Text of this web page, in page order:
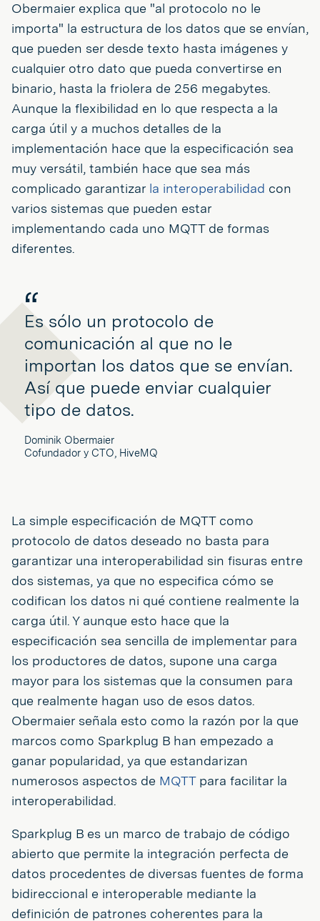
Obermaier explica que "al protocolo no le
importa" la estructura de los datos que se envían,
que pueden ser desde texto hasta imágenes y
cualquier otro dato que pueda convertirse en
binario, hasta la friolera de 256 megabytes.
Aunque la flexibilidad en lo que respecta a la
carga útil y a muchos detalles de la
implementación hace que la especificación sea
muy versátil, también hace que sea más
complicado garantizar la interoperabilidad con
varios sistemas que pueden estar
implementando cada uno MQTT de formas
diferentes.
Es sólo un protocolo de
comunicación al que no le
importan los datos que se envían.
Así que puede enviar cualquier
tipo de datos.
Dominik Obermaier
Cofundador y CTO, HiveMQ
La simple especificación de MQTT como
protocolo de datos deseado no basta para
garantizar una interoperabilidad sin fisuras entre
dos sistemas, ya que no especifica cómo se
codifican los datos ni qué contiene realmente la
carga útil. Y aunque esto hace que la
especificación sea sencilla de implementar para
los productores de datos, supone una carga
mayor para los sistemas que la consumen para
que realmente hagan uso de esos datos.
Obermaier señala esto como la razón por la que
marcos como Sparkplug B han empezado a
ganar popularidad, ya que estandarizan
numerosos aspectos de MQTTpara facilitar la
interoperabilidad.
Sparkplug B es un marco de trabajo de código
abierto que permite la integración perfecta de
datos procedentes de diversas fuentes de forma
bidireccional e interoperable mediante la
definición de patrones coherentes para la